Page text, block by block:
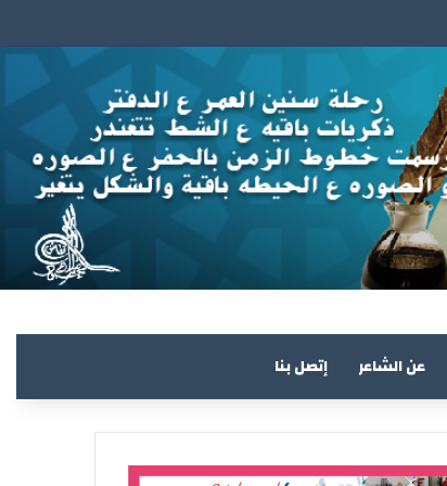
عن الشاعر إتصل بنا